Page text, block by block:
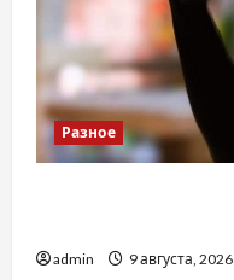
Разное
admin 9 августа, 2026